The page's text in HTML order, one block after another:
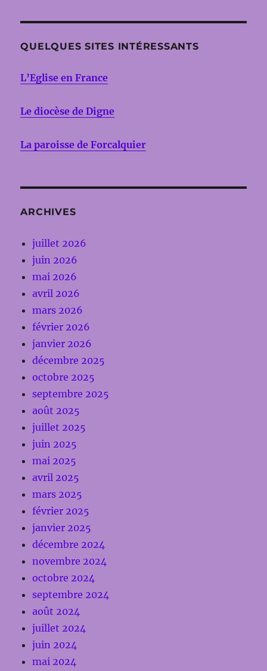
QUELQUES SITES INTÉRESSANTS
L’Eglise en France
Le diocèse de Digne
La paroisse de Forcalquier
ARCHIVES
juillet 2026
juin 2026
mai 2026
avril 2026
mars 2026
février 2026
janvier 2026
décembre 2025
octobre 2025
septembre 2025
août 2025
juillet 2025
juin 2025
mai 2025
avril 2025
mars 2025
février 2025
janvier 2025
décembre 2024
novembre 2024
octobre 2024
septembre 2024
août 2024
juillet 2024
juin 2024
mai 2024